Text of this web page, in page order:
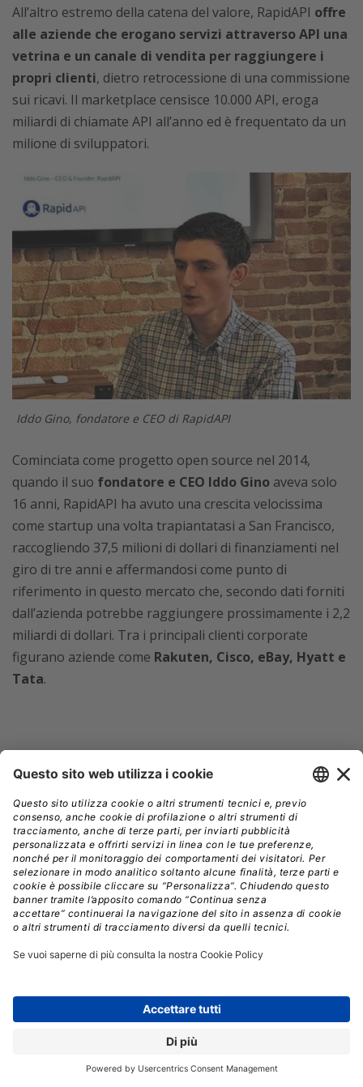
All’altro estremo della catena del valore, RapidAPI offre
alle aziende che erogano servizi attraverso API una
vetrina e un canale di vendita per raggiungere i
propri clienti, dietro retrocessione di una commissione
sui ricavi. Il marketplace censisce 10.000 API, eroga
miliardi di chiamate API all’anno ed è frequentato da un
milione di sviluppatori.
Iddo Gino, fondatore e CEO di RapidAPI
Cominciata come progetto open source nel 2014,
quando il suo fondatore e CEO Iddo Gino aveva solo
16 anni, RapidAPI ha avuto una crescita velocissima
come startup una volta trapiantatasi a San Francisco,
raccogliendo 37,5 milioni di dollari di finanziamenti nel
giro di tre anni e affermandosi come punto di
riferimento in questo mercato che, secondo dati forniti
dall’azienda potrebbe raggiungere prossimamente i 2,2
miliardi di dollari. Tra i principali clienti corporate
figurano aziende come Rakuten, Cisco, eBay, Hyatt e
Tata.
API CLOUD
DEEP LEARNING
INFRASTRUTTURA IT
INTELLIGENZA ARTIFICIALE
MACHINE LEARNING
ONEPANEL
// Data pubblicazione: 04.12.2019